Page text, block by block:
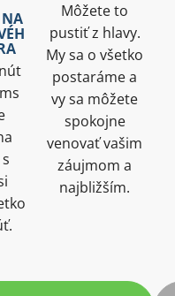
Môžete to
pustiť z hlavy.
My sa o všetko
postaráme a
vy sa môžete
spokojne
venovať vašim
záujmom a
najbližším.